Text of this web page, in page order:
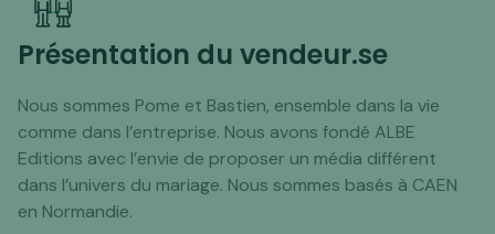
Présentation du vendeur.se
Nous sommes Pome et Bastien, ensemble dans la vie
comme dans l’entreprise. Nous avons fondé ALBE
Editions avec l’envie de proposer un média différent
dans l’univers du mariage. Nous sommes basés à CAEN
en Normandie.